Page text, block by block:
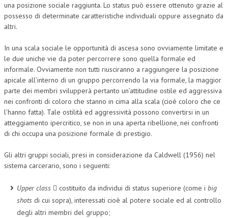
una posizione sociale raggiunta. Lo status può essere ottenuto grazie al
possesso di determinate caratteristiche individuali oppure assegnato da
altri.
In una scala sociale le opportunità di ascesa sono ovviamente limitate e
le due uniche vie da poter percorrere sono quella formale ed
informale. Ovviamente non tutti riusciranno a raggiungere la posizione
apicale all’interno di un gruppo percorrendo la via formale, la maggior
parte dei membri svilupperà pertanto un’attitudine ostile ed aggressiva
nei confronti di coloro che stanno in cima alla scala (cioè coloro che ce
l’hanno fatta). Tale ostilità ed aggressività possono convertirsi in un
atteggiamento ipercritico, se non in una aperta ribellione, nei confronti
di chi occupa una posizione formale di prestigio.
Gli altri gruppi sociali, presi in considerazione da Caldwell (1956) nel
sistema carcerario, sono i seguenti:
Upper class  costituito da individui di status superiore (come i big
shots di cui sopra), interessati cioè al potere sociale ed al controllo
degli altri membri del gruppo;